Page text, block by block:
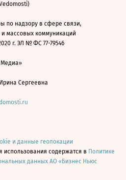
по надзору в сфере связи,
массовых коммуникаций
г. ЭЛ № ФС 77-79546
Медиа»
Сергеевна
и данные геолокации
использования содержатся в Политике
данных АО «Бизнес Ньюс